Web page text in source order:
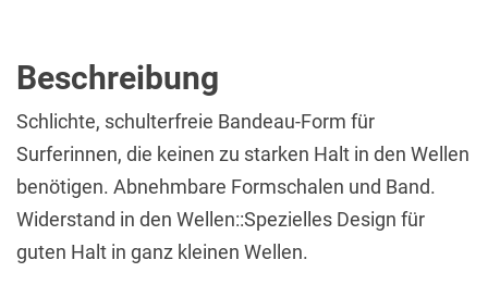
Beschreibung
Schlichte, schulterfreie Bandeau-Form für
Surferinnen, die keinen zu starken Halt in den Wellen
benötigen. Abnehmbare Formschalen und Band.
Widerstand in den Wellen::Spezielles Design für
guten Halt in ganz kleinen Wellen.